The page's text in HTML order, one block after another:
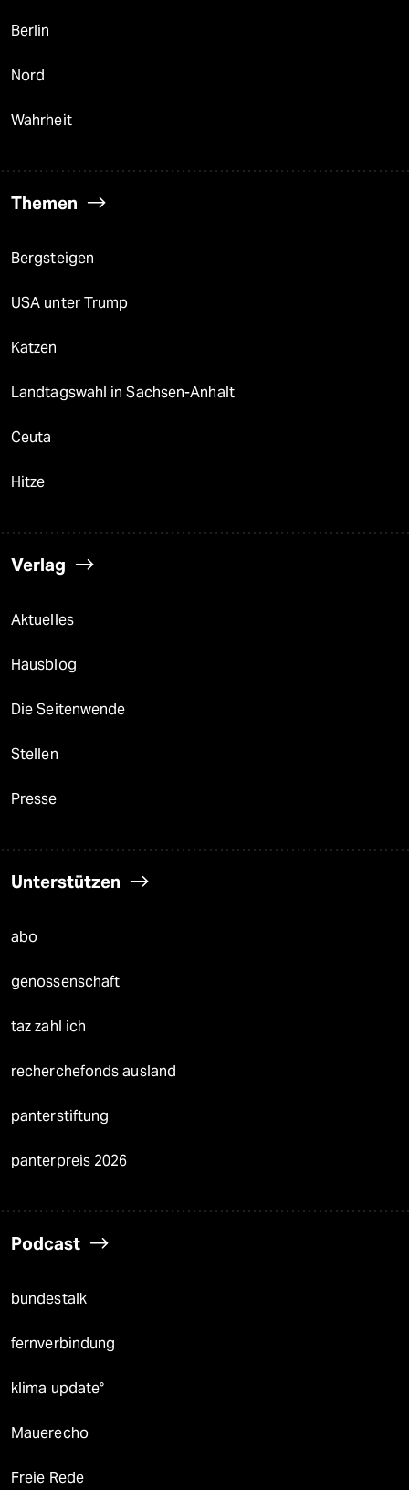
Berlin
Nord
Wahrheit
Themen
Bergsteigen
USA unter Trump
Katzen
Landtagswahl in Sachsen-Anhalt
Ceuta
Hitze
Verlag
Aktuelles
Hausblog
Die Seitenwende
Stellen
Presse
Unterstützen
abo
genossenschaft
taz zahl ich
recherchefonds ausland
panterstiftung
panterpreis 2026
Podcast
bundestalk
fernverbindung
klima update°
Mauerecho
Freie Rede